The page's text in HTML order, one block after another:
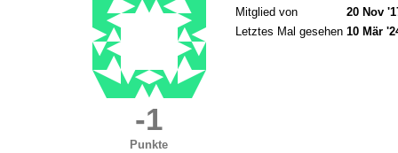
-1
Punkte
Mitglied von
20 Nov
Letztes Mal gesehen 10 Mär